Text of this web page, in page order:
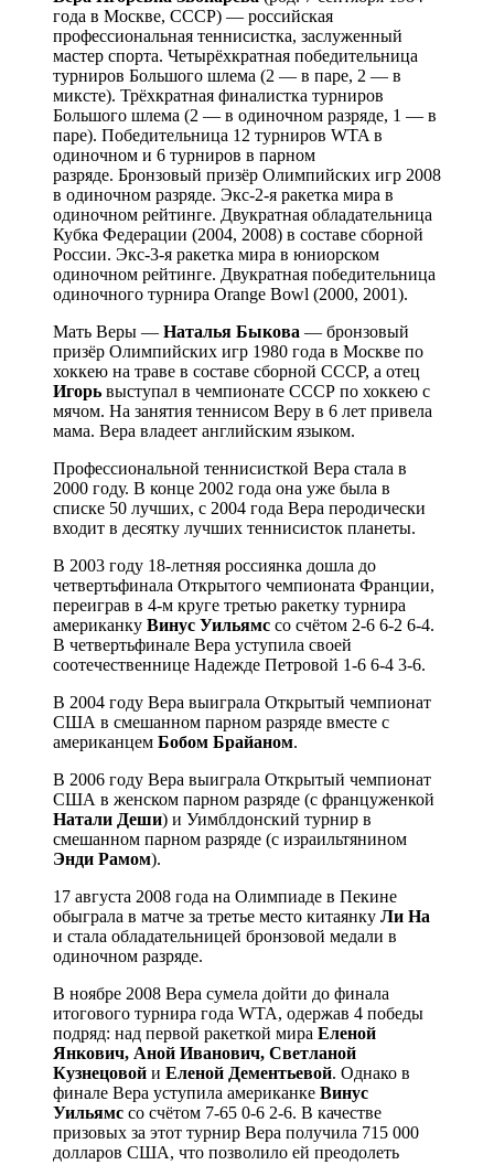
года в Москве, СССР) — российская
профессиональная теннисистка, заслуженный
мастер спорта. Четырёхкратная победительница
турниров Большого шлема (2 — в паре, 2 — в
миксте). Трёхкратная финалистка турниров
Большого шлема (2 — в одиночном разряде, 1 — в
паре). Победительница 12 турниров WTA в
одиночном и 6 турниров в парном
разряде. Бронзовый призёр Олимпийских игр 2008
в одиночном разряде. Экс-2-я ракетка мира в
одиночном рейтинге. Двукратная обладательница
Кубка Федерации (2004, 2008) в составе сборной
России. Экс-3-я ракетка мира в юниорском
одиночном рейтинге. Двукратная победительница
одиночного турнира Orange Bowl (2000, 2001).
Мать Веры — Наталья Быкова — бронзовый
призёр Олимпийских игр 1980 года в Москве по
хоккею на траве в составе сборной СССР, а отец
Игорь выступал в чемпионате СССР по хоккею с
мячом. На занятия теннисом Веру в 6 лет привела
мама. Вера владеет английским языком.
Профессиональной теннисисткой Вера стала в
2000 году. В конце 2002 года она уже была в
списке 50 лучших, с 2004 года Вера перодически
входит в десятку лучших теннисисток планеты.
В 2003 году 18-летняя россиянка дошла до
четвертьфинала Открытого чемпионата Франции,
переиграв в 4-м круге третью ракетку турнира
американку Винус Уильямс со счётом 2-6 6-2 6-4.
В четвертьфинале Вера уступила своей
соотечественнице Надежде Петровой 1-6 6-4 3-6.
В 2004 году Вера выиграла Открытый чемпионат
США в смешанном парном разряде вместе с
американцем Бобом Брайаном.
В 2006 году Вера выиграла Открытый чемпионат
США в женском парном разряде (с француженкой
Натали Деши) и Уимблдонский турнир в
смешанном парном разряде (с израильтянином
Энди Рамом).
17 августа 2008 года на Олимпиаде в Пекине
обыграла в матче за третье место китаянку Ли На
и стала обладательницей бронзовой медали в
одиночном разряде.
В ноябре 2008 Вера сумела дойти до финала
итогового турнира года WTA, одержав 4 победы
подряд: над первой ракеткой мира Еленой
Янкович, Аной Иванович, Светланой
Кузнецовой и Еленой Дементьевой. Однако в
финале Вера уступила американке Винус
Уильямс со счётом 7-65 0-6 2-6. В качестве
призовых за этот турнир Вера получила 715 000
долларов США, что позволило ей преодолеть